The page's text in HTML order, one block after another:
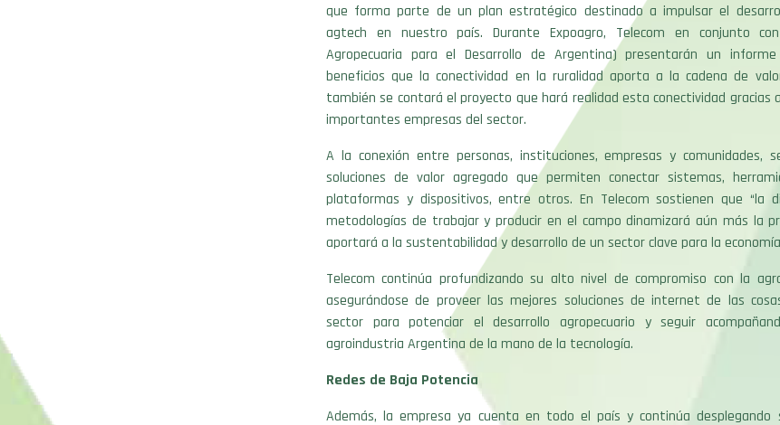
que forma parte de un plan estratégico destinado a impulsar el
agtech en nuestro país. Durante Expoagro, Telecom en conjunto con
Agropecuaria para el Desarrollo de Argentina) presentarán un
beneficios que la conectividad en la ruralidad aporta a la cadena de
también se contará el proyecto que hará realidad esta conectividad gracias
importantes empresas del sector.
A la conexión entre personas, instituciones, empresas y comunidades,
soluciones de valor agregado que permiten conectar sistemas,
plataformas y dispositivos, entre otros. En Telecom sostienen que “la
metodologías de trabajar y producir en el campo dinamizará aún más la
aportará a la sustentabilidad y desarrollo de un sector clave para la
Telecom continúa profundizando su alto nivel de compromiso con la
asegurándose de proveer las mejores soluciones de internet de las
sector para potenciar el desarrollo agropecuario y seguir
agroindustria Argentina de la mano de la tecnología.
Redes de Baja Potencia
Además, la empresa ya cuenta en todo el país y continúa desplegando